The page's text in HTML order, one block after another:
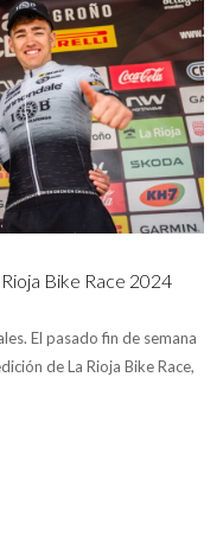
Bike Race 2024
El pasado fin de semana
de La Rioja Bike Race,